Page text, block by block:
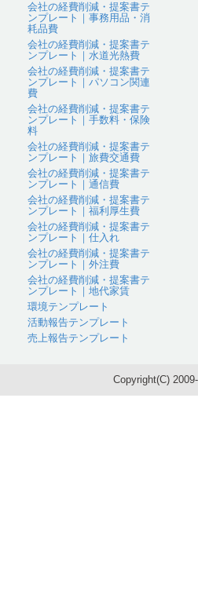
会社の経費削減・提案書テ
ンプレート｜事務用品・消
耗品費
会社の経費削減・提案書テ
ンプレート｜水道光熱費
会社の経費削減・提案書テ
ンプレート｜パソコン関連
費
会社の経費削減・提案書テ
ンプレート｜手数料・保険
料
会社の経費削減・提案書テ
ンプレート｜旅費交通費
会社の経費削減・提案書テ
ンプレート｜通信費
会社の経費削減・提案書テ
ンプレート｜福利厚生費
会社の経費削減・提案書テ
ンプレート｜仕入れ
会社の経費削減・提案書テ
ンプレート｜外注費
会社の経費削減・提案書テ
ンプレート｜地代家賃
環境テンプレート
活動報告テンプレート
売上報告テンプレート
Copyright(C)